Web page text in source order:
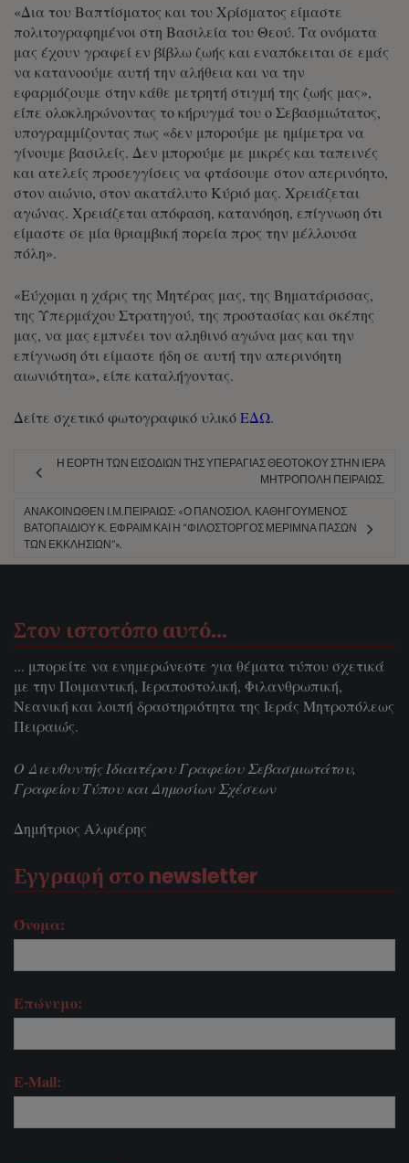
«Δια του Βαπτίσματος και του Χρίσματος είμαστε
πολιτογραφημένοι στη Βασιλεία του Θεού. Τα ονόματα
μας έχουν γραφεί εν βίβλω ζωής και εναπόκειται σε εμάς
να κατανοούμε αυτή την αλήθεια και να την
εφαρμόζουμε στην κάθε μετρητή στιγμή της ζωής μας»,
είπε ολοκληρώνοντας το κήρυγμά του ο Σεβασμιώτατος,
υπογραμμίζοντας πως «δεν μπορούμε με ημίμετρα να
γίνουμε βασιλείς. Δεν μπορούμε με μικρές και ταπεινές
και ατελείς προσεγγίσεις να φτάσουμε στον απερινόητο,
στον αιώνιο, στον ακατάλυτο Κύριό μας. Χρειάζεται
αγώνας. Χρειάζεται απόφαση, κατανόηση, επίγνωση ότι
είμαστε σε μία θριαμβική πορεία προς την μέλλουσα
πόλη».
«Εύχομαι η χάρις της Μητέρας μας, της Βηματάρισσας,
της Υπερμάχου Στρατηγού, της προστασίας και σκέπης
μας, να μας εμπνέει τον αληθινό αγώνα μας και την
επίγνωση ότι είμαστε ήδη σε αυτή την απερινόητη
αιωνιότητα», είπε καταλήγοντας.
Δείτε σχετικό φωτογραφικό υλικόΕΔΩ.
Η ΕΟΡΤΉ ΤΩΝ ΕΙΣΟΔΊΩΝ ΤΗΣ ΥΠΕΡΑΓΊΑΣ ΘΕΟΤΌΚΟΥ ΣΤΗΝ ΙΕΡΆ
ΜΗΤΡΌΠΟΛΗ ΠΕΙΡΑΙΏΣ.
ΑΝΑΚΟΙΝΩΘΈΝ Ι.Μ.ΠΕΙΡΑΙΏΣ: «Ο ΠΑΝΟΣΙΟΛ. ΚΑΘΗΓΟΥΜΕΝΟΣ
ΒΑΤΟΠΑΙΔΙΟΥ Κ. ΕΦΡΑΙΜ ΚΑΙ Η “ΦΙΛΟΣΤΟΡΓΟΣ ΜΕΡΙΜΝΑ ΠΑΣΩΝ
ΤΩΝ ΕΚΚΛΗΣΙΩΝ”».
Στον ιστοτόπο αυτό…
... μπορείτε να ενημερώνεστε για θέματα τύπου σχετικά
με την Ποιμαντική, Ιεραποστολική, Φιλανθρωπική,
Νεανική και λοιπή δραστηριότητα της Ιεράς Μητροπόλεως
Πειραιώς.
Ο Διευθυντής Ιδιαιτέρου Γραφείου Σεβασμιωτάτου,
Γραφείου Τύπου και Δημοσίων Σχέσεων
Δημήτριος Αλφιέρης
Εγγραφή στο newsletter
Όνομα:
Επώνυμο:
E-Mail: